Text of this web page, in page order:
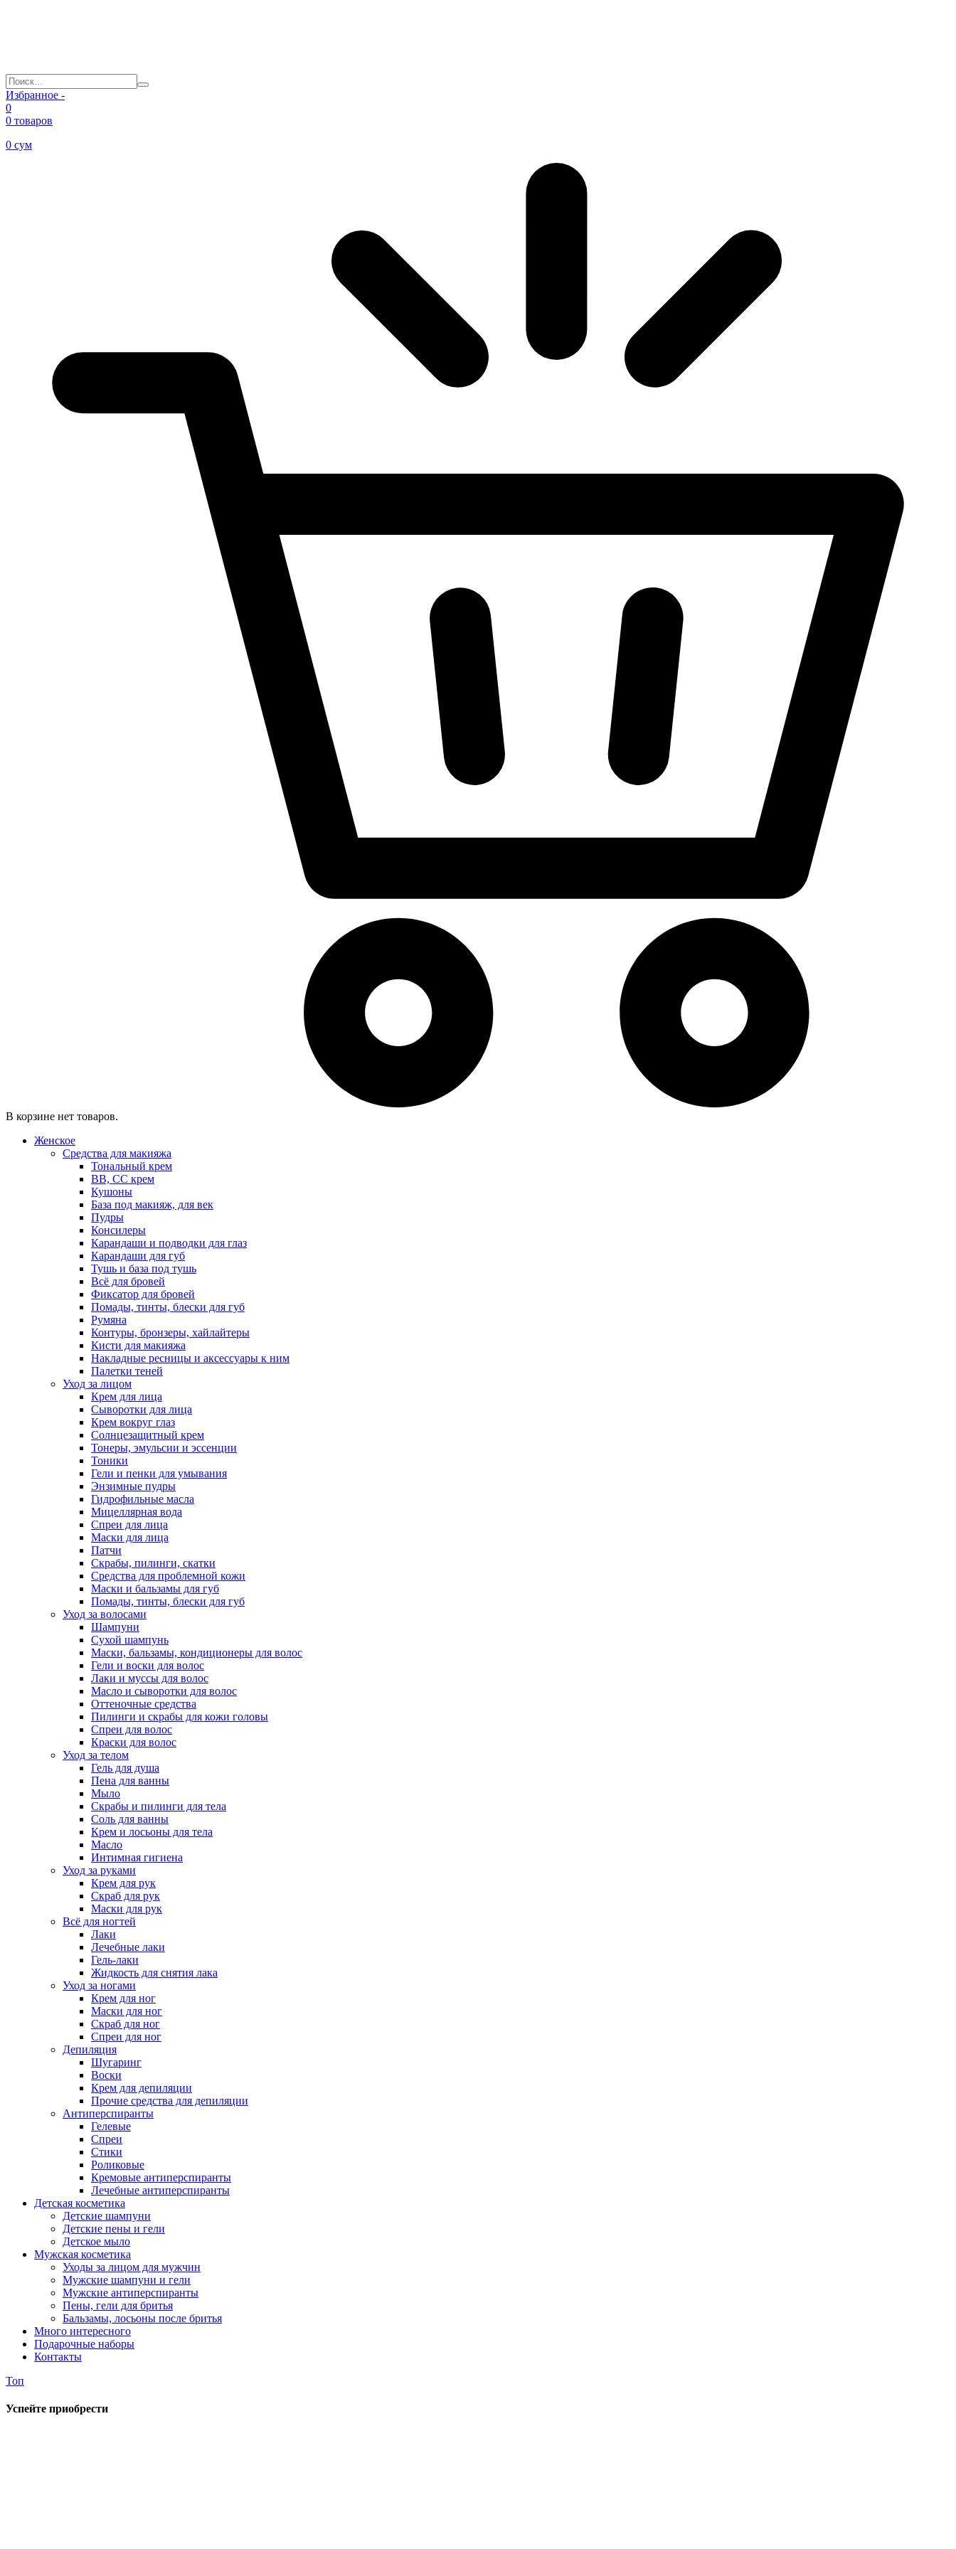
Избранное -
0
0 товаров
0 сум
В корзине нет товаров.
Женское
Средства для макияжа
Тональный крем
BB, CC крем
Кушоны
База под макияж, для век
Пудры
Консилеры
Карандаши и подводки для глаз
Карандаши для губ
Тушь и база под тушь
Всё для бровей
Фиксатор для бровей
Помады, тинты, блески для губ
Румяна
Контуры, бронзеры, хайлайтеры
Кисти для макияжа
Накладные ресницы и аксессуары к ним
Палетки теней
Уход за лицом
Крем для лица
Сыворотки для лица
Крем вокруг глаз
Солнцезащитный крем
Тонеры, эмульсии и эссенции
Тоники
Гели и пенки для умывания
Энзимные пудры
Гидрофильные масла
Мицеллярная вода
Спреи для лица
Маски для лица
Патчи
Скрабы, пилинги, скатки
Средства для проблемной кожи
Маски и бальзамы для губ
Помады, тинты, блески для губ
Уход за волосами
Шампуни
Сухой шампунь
Маски, бальзамы, кондиционеры для волос
Гели и воски для волос
Лаки и муссы для волос
Масло и сыворотки для волос
Оттеночные средства
Пилинги и скрабы для кожи головы
Спреи для волос
Краски для волос
Уход за телом
Гель для душа
Пена для ванны
Мыло
Скрабы и пилинги для тела
Соль для ванны
Крем и лосьоны для тела
Масло
Интимная гигиена
Уход за руками
Крем для рук
Скраб для рук
Маски для рук
Всё для ногтей
Лаки
Лечебные лаки
Гель-лаки
Жидкость для снятия лака
Уход за ногами
Крем для ног
Маски для ног
Скраб для ног
Спреи для ног
Депиляция
Шугаринг
Воски
Крем для депиляции
Прочие средства для депиляции
Антиперспиранты
Гелевые
Спреи
Стики
Роликовые
Кремовые антиперспиранты
Лечебные антиперспиранты
Детская косметика
Детские шампуни
Детские пены и гели
Детское мыло
Мужская косметика
Уходы за лицом для мужчин
Мужские шампуни и гели
Мужские антиперспиранты
Пены, гели для бритья
Бальзамы, лосьоны после бритья
Много интересного
Подарочные наборы
Контакты
Топ
Успейте приобрести